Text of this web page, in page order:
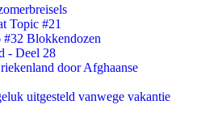
Topic #21
Blokkendozen
- Deel 28
door Afghaanse
uitgesteld vanwege vakantie